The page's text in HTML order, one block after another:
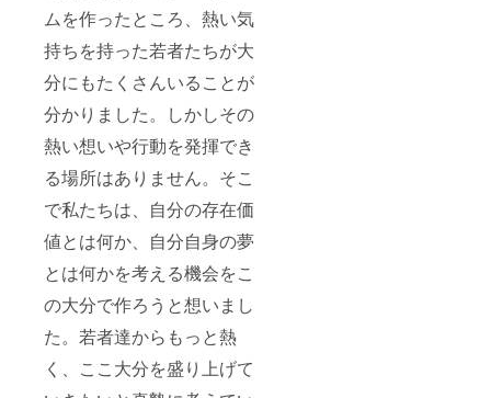
ムを作ったところ、熱い気
持ちを持った若者たちが大
分にもたくさんいることが
分かりました。しかしその
熱い想いや行動を発揮でき
る場所はありません。そこ
で私たちは、自分の存在価
値とは何か、自分自身の夢
とは何かを考える機会をこ
の大分で作ろうと想いまし
た。若者達からもっと熱
く、ここ大分を盛り上げて